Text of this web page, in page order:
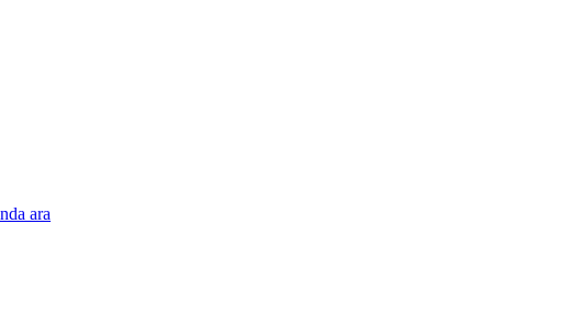
ara